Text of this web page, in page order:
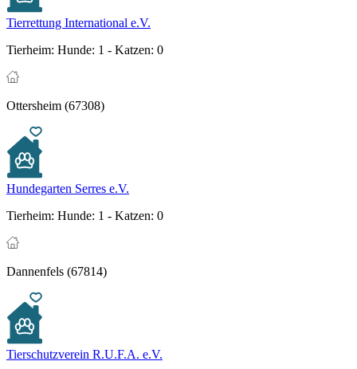
Tierrettung International e.V.
Tierheim: Hunde: 1 - Katzen: 0
Ottersheim (67308)
Hundegarten Serres e.V.
Tierheim: Hunde: 1 - Katzen: 0
Dannenfels (67814)
Tierschutzverein R.U.F.A. e.V.